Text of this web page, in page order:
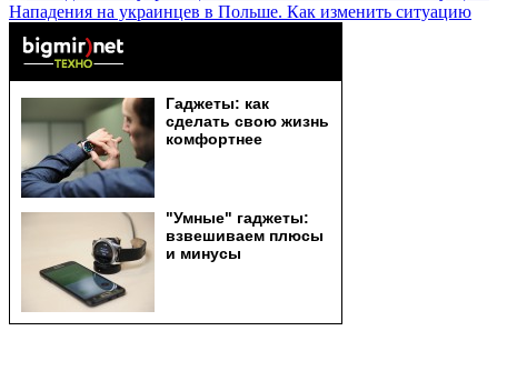
Нападения на украинцев в Польше. Как изменить ситуацию